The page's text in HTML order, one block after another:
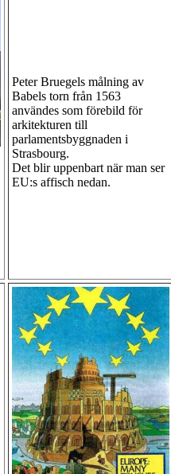
Peter Bruegels målning av
Babels torn från 1563
användes som förebild för
arkitekturen till
parlamentsbyggnaden i
Strasbourg.
Det blir uppenbart när man ser
EU:s affisch nedan.